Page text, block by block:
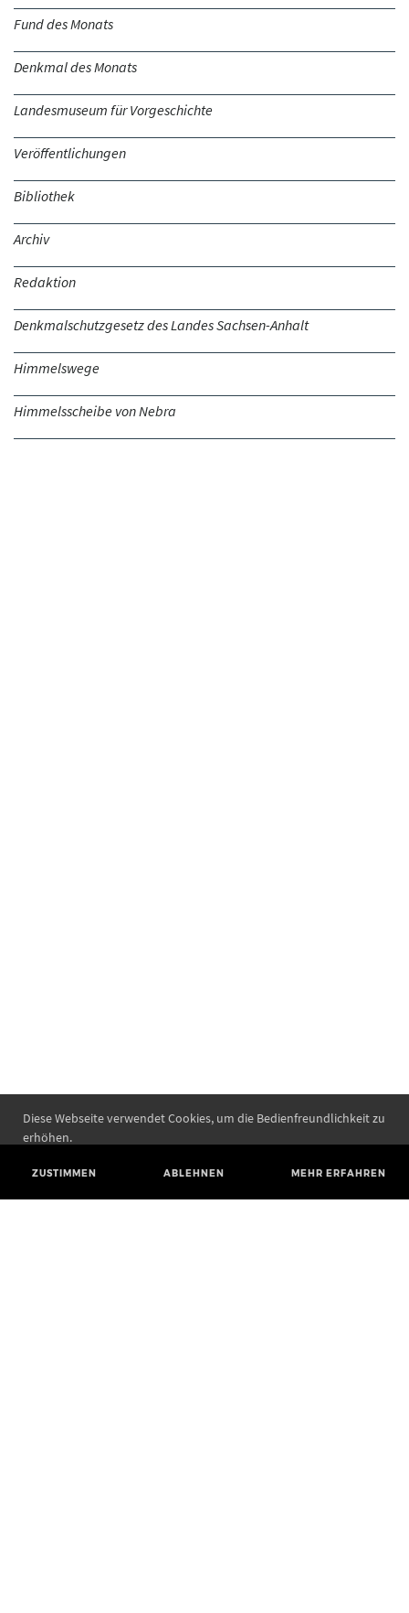
Diese Webseite verwendet Cookies, um die Bedienfreundlichkeit zu
erhöhen.
ZUSTIMMEN ABLEHNEN MEHR ERFAHREN
Fund des Monats
Denkmal des Monats
Landesmuseum für Vorgeschichte
Veröffentlichungen
Bibliothek
Archiv
Redaktion
Denkmalschutzgesetz des Landes Sachsen-Anhalt
Himmelswege
Himmelsscheibe von Nebra